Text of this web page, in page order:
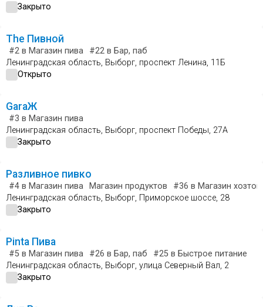
Закрыто
The Пивной
#2 в Магазин пива #22 в Бар, паб
Ленинградская область, Выборг, проспект Ленина, 11Б
Открыто
GaraЖ
#3 в Магазин пива
Ленинградская область, Выборг, проспект Победы, 27А
Закрыто
Разливное пивко
#4 в Магазин пива Магазин продуктов #36 в Магазин
Ленинградская область, Выборг, Приморское шоссе, 28
Закрыто
Pinta Пива
#5 в Магазин пива #26 в Бар, паб #25 в Быстрое питание
Ленинградская область, Выборг, улица Северный Вал, 2
Закрыто